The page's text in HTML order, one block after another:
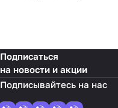
Подписаться
на новости и акции